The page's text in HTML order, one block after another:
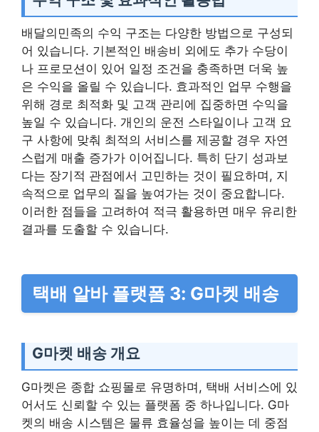
배달의민족의 수익 구조는 다양한 방법으로 구성되
어 있습니다. 기본적인 배송비 외에도 추가 수당이
나 프로모션이 있어 일정 조건을 충족하면 더욱 높
은 수익을 올릴 수 있습니다. 효과적인 업무 수행을
위해 경로 최적화 및 고객 관리에 집중하면 수익을
높일 수 있습니다. 개인의 운전 스타일이나 고객 요
구 사항에 맞춰 최적의 서비스를 제공할 경우 자연
스럽게 매출 증가가 이어집니다. 특히 단기 성과보
다는 장기적 관점에서 고민하는 것이 필요하며, 지
속적으로 업무의 질을 높여가는 것이 중요합니다.
이러한 점들을 고려하여 적극 활용하면 매우 유리한
결과를 도출할 수 있습니다.
택배 알바 플랫폼 3: G마켓 배송
G마켓 배송 개요
G마켓은 종합 쇼핑몰로 유명하며, 택배 서비스에 있
어서도 신뢰할 수 있는 플랫폼 중 하나입니다. G마
켓의 배송 시스템은 물류 효율성을 높이는 데 중점